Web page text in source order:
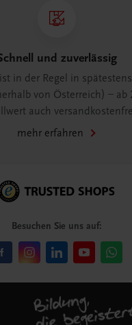
und zuverlässig
in der Regel in
von Österreich) – ab
auch
mehr erfahren
Besuchen Sie uns auf: